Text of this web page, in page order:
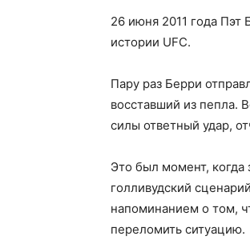
26 июня 2011 года
истории UFC.
Пару раз Берри
восставший из пепла.
силы ответный удар,
Это был момент, когда
голливудский
напоминанием о том,
переломить ситуацию.